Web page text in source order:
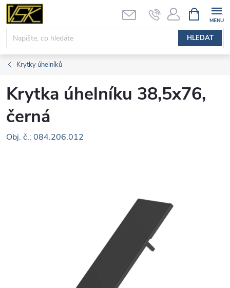
Přejít
obsah
HLEDAT
NÁKUPNÍ
KOŠÍK
Krytky úhelníků
Krytka úhelníku 38,5x76,
černá
Obj. č.: 084.206.012